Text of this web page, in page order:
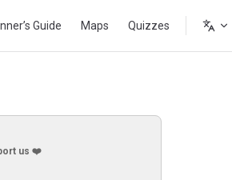
Guide Maps Quizzes
us ❤️